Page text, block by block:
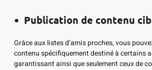
Publication de contenu
Grâce aux listes d’amis proches, vous
contenu spécifiquement destiné à certains
garantissant ainsi que seulement ceux de